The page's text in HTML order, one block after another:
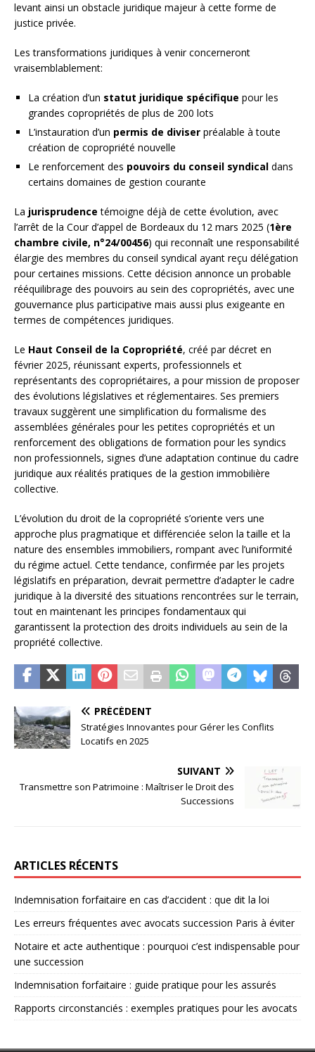
levant ainsi un obstacle juridique majeur à cette forme de
justice privée.
Les transformations juridiques à venir concerneront
vraisemblablement:
La création d’un statut juridique spécifique pour les
grandes copropriétés de plus de 200 lots
L’instauration d’un permis de diviser préalable à toute
création de copropriété nouvelle
Le renforcement des pouvoirs du conseil syndical dans
certains domaines de gestion courante
La jurisprudence témoigne déjà de cette évolution, avec
l’arrêt de la Cour d’appel de Bordeaux du 12 mars 2025 (1ère
chambre civile, n°24/00456) qui reconnaît une responsabilité
élargie des membres du conseil syndical ayant reçu délégation
pour certaines missions. Cette décision annonce un probable
rééquilibrage des pouvoirs au sein des copropriétés, avec une
gouvernance plus participative mais aussi plus exigeante en
termes de compétences juridiques.
Le Haut Conseil de la Copropriété, créé par décret en
février 2025, réunissant experts, professionnels et
représentants des copropriétaires, a pour mission de proposer
des évolutions législatives et réglementaires. Ses premiers
travaux suggèrent une simplification du formalisme des
assemblées générales pour les petites copropriétés et un
renforcement des obligations de formation pour les syndics
non professionnels, signes d’une adaptation continue du cadre
juridique aux réalités pratiques de la gestion immobilière
collective.
L’évolution du droit de la copropriété s’oriente vers une
approche plus pragmatique et différenciée selon la taille et la
nature des ensembles immobiliers, rompant avec l’uniformité
du régime actuel. Cette tendance, confirmée par les projets
législatifs en préparation, devrait permettre d’adapter le cadre
juridique à la diversité des situations rencontrées sur le terrain,
tout en maintenant les principes fondamentaux qui
garantissent la protection des droits individuels au sein de la
propriété collective.
PRÉCÉDENT
Stratégies Innovantes pour Gérer les Conflits
Locatifs en 2025
SUIVANT
Transmettre son Patrimoine : Maîtriser le Droit des
Successions
ARTICLES RÉCENTS
Indemnisation forfaitaire en cas d’accident : que dit la loi
Les erreurs fréquentes avec avocats succession Paris à éviter
Notaire et acte authentique : pourquoi c’est indispensable pour
une succession
Indemnisation forfaitaire : guide pratique pour les assurés
Rapports circonstanciés : exemples pratiques pour les avocats